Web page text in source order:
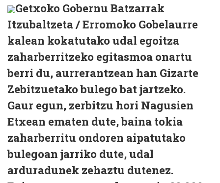
Getxoko Gobernu Batzarrak
Itzubaltzeta / Erromoko Gobelaurre
kalean kokatutako udal egoitza
zaharberritzeko egitasmoa onartu
berri du, aurrerantzean han Gizarte
Zebitzuetako bulego bat jartzeko.
Gaur egun, zerbitzu hori Nagusien
Etxean ematen dute, baina tokia
zaharberritu ondoren aipatutako
bulegoan jarriko dute, udal
arduradunek zehaztu dutenez.